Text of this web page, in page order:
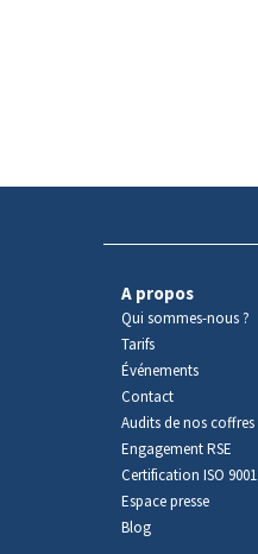
A propos
Qui sommes-nous ?
Tarifs
Événements
Contact
Audits de nos coffres
Engagement RSE
Certification ISO 9001
Espace presse
Blog